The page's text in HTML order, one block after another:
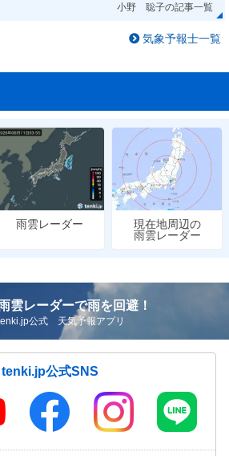
小野 聡子の記事一覧
気象予報士一覧
雨雲レーダー
現在地周辺の
雨雲レーダー
雲レーダーで雨を回避！
公式 天気予報アプリ
tenki.jp公式SNS